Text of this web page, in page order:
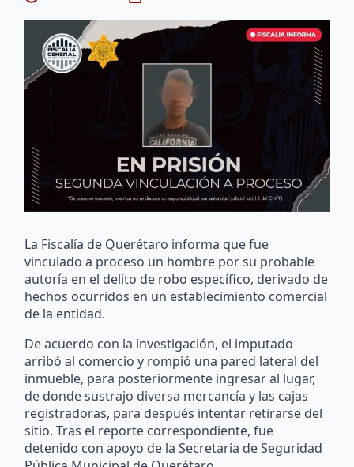
La Fiscalía de Querétaro informa que fue
vinculado a proceso un hombre por su probable
autoría en el delito de robo específico, derivado de
hechos ocurridos en un establecimiento comercial
de la entidad.
De acuerdo con la investigación, el imputado
arribó al comercio y rompió una pared lateral del
inmueble, para posteriormente ingresar al lugar,
de donde sustrajo diversa mercancía y las cajas
registradoras, para después intentar retirarse del
sitio. Tras el reporte correspondiente, fue
detenido con apoyo de la Secretaría de Seguridad